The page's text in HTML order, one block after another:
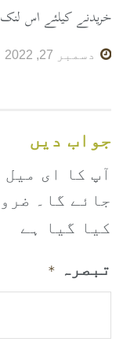
خریدنے کیلئے اس
دسمبر 27, 2022
جواب دیں
آپ کا ای
جائے گا۔
کیا گیا ہے
تبصرہ
*